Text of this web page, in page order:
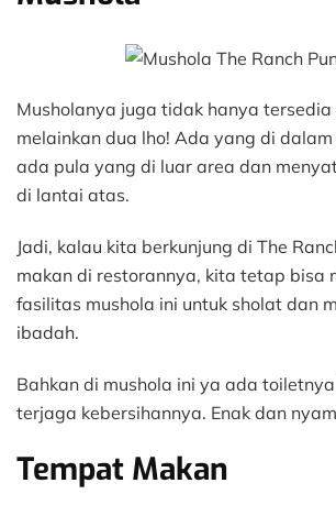
Musholanya juga tidak hanya tersedia
melainkan dua lho! Ada yang di dalam
ada pula yang di luar area dan
di lantai atas.
Jadi, kalau kita berkunjung di The
makan di restorannya, kita tetap bisa
fasilitas mushola ini untuk sholat dan
ibadah.
Bahkan di mushola ini ya ada
terjaga kebersihannya. Enak dan
Tempat Makan